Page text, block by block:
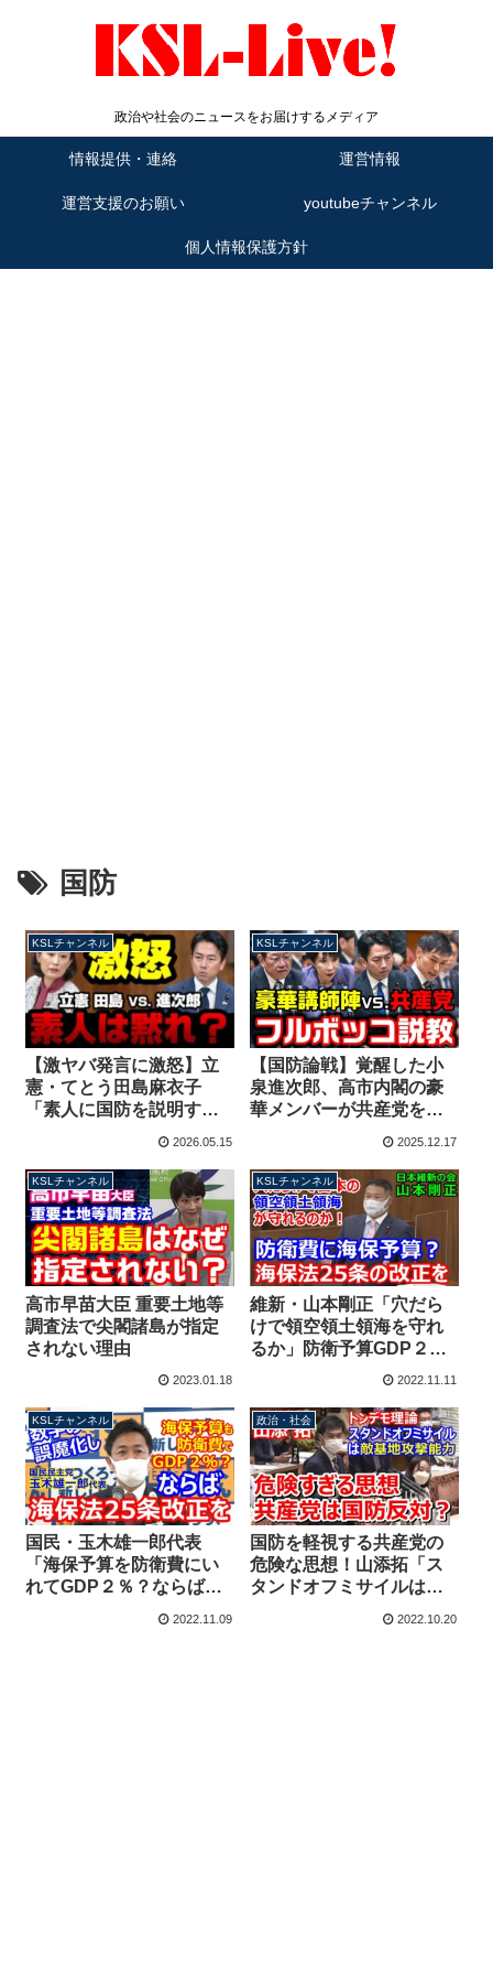
政治や社会のニュースをお届けするメディア
情報提供・連絡 運営情報
運営支援のお願い youtubeチャンネル
個人情報保護方針
国防
KSLチャンネル
【激ヤバ発言に激怒】立
憲・てとう田島麻衣子
「素人に国防を説明す
明、国民に説明は必要」
完全論破する【KSLチャ
ンネル】
2026.05.15
KSLチャンネル
【国防論戦】覚醒した小
泉進次郎、高市内閣の豪
華メンバーが共産党をフ
【KSLチャンネル】
2025.12.17
KSLチャンネル
高市早苗大臣 重要土地等
調査法で尖閣諸島が指定
されない理由
2023.01.18
KSLチャンネル
維新・山本剛正「穴だら
けで領空領土領海を守れ
るか」防衛予算GDP２％
に海保予算を入れるなら
2022.11.11
KSLチャンネル
国民・玉木雄一郎代表
「海保予算を防衛費にい
れてGDP２％？ならば海
上保安庁法25条の改正
2022.11.09
政治・社会
国防を軽視する共産党の
危険な思想！山添拓「ス
タンドオフミサイルは敵
基地攻撃能力」「存立危
機事態訓練で使った兵器
2022.10.20